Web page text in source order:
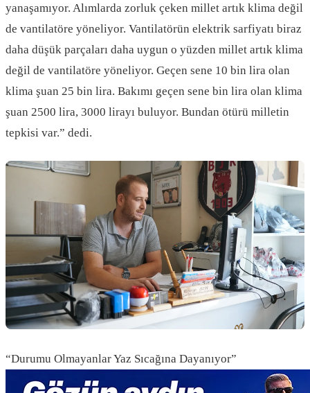
yanaşamıyor. Alımlarda zorluk çeken millet artık klima değil
de vantilatöre yöneliyor. Vantilatörün elektrik sarfiyatı biraz
daha düşük parçaları daha uygun o yüzden millet artık klima
değil de vantilatöre yöneliyor. Geçen sene 10 bin lira olan
klima şuan 25 bin lira. Bakımı geçen sene bin lira olan klima
şuan 2500 lira, 3000 lirayı buluyor. Bundan ötürü milletin
tepkisi var.” dedi.
“Durumu Olmayanlar Yaz Sıcağına Dayanıyor”